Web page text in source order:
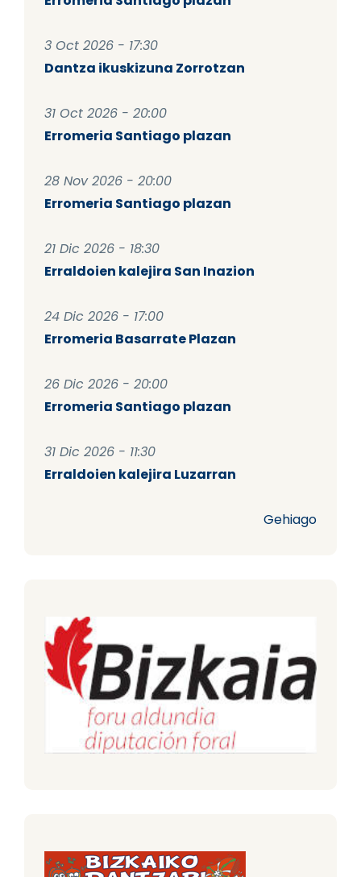
3 Oct 2026 - 17:30
Dantza ikuskizuna Zorrotzan
31 Oct 2026 - 20:00
Erromeria Santiago plazan
28 Nov 2026 - 20:00
Erromeria Santiago plazan
21 Dic 2026 - 18:30
Erraldoien kalejira San Inazion
24 Dic 2026 - 17:00
Erromeria Basarrate Plazan
26 Dic 2026 - 20:00
Erromeria Santiago plazan
31 Dic 2026 - 11:30
Erraldoien kalejira Luzarran
Gehiago